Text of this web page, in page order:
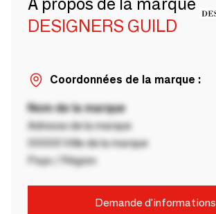
DESIGNERS GUILD
Coordonnées de la marque :
Nom de la marque
Adresse de la marque
00000 Ville de la marque
Pays / Région
Demande d'informations